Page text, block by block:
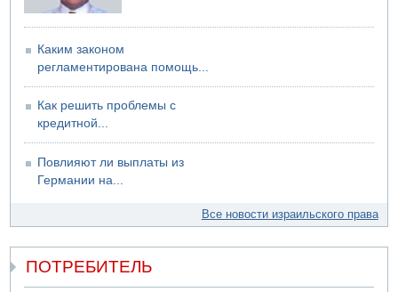
Каким законом
регламентирована помощь...
Как решить проблемы с
кредитной...
Повлияют ли выплаты из
Германии на...
Все новости израильского права
ПОТРЕБИТЕЛЬ